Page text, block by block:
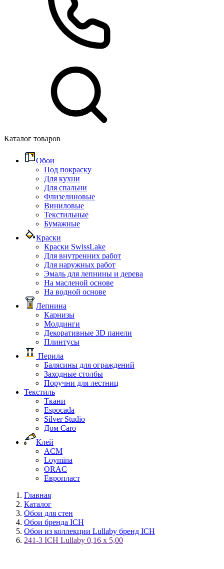
Каталог товаров
Обои
Под покраску
Для кухни
Для спальни
Флизелиновые
Виниловые
Текстильные
Бумажные
Краски
Краски SwissLake
Для внутренних работ
Для наружных работ
Эмаль для лепнины и дерева
На масленой основе
На водной основе
Лепнина
Карнизы
Молдинги
Декоративные 3D панели
Плинтусы
Перила
Балясины для ограждений
Заходные столбы
Поручни для лестниц
Текстиль
Ткани
Espocada
Silver Studio
Дом Caro
Клей
ACM
Loymina
ORAC
Европласт
Главная
Каталог
Обои для стен
Обои бренда ICH
Обои из коллекции Lullaby бренд ICH
241-3 ICH Lullaby 0,16 x 5,00